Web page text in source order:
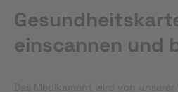
einscannen und